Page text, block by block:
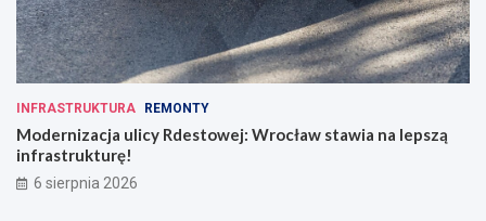
INFRASTRUKTURA REMONTY
Modernizacja ulicy Rdestowej: Wrocław stawia na lepszą
infrastrukturę!
6 sierpnia 2026